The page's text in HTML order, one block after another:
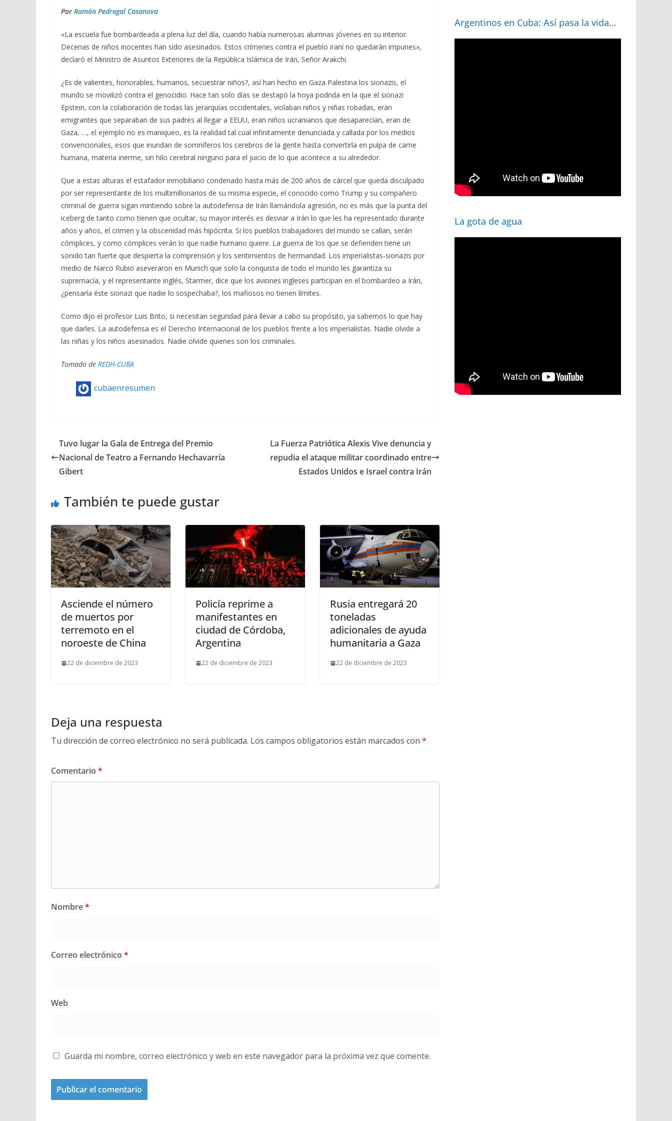
e
b
o
o
k
e
gr
a
m
at
s
A
p
p
l p
ar
ti
r
Por Ramón Pedregal Casanova
«La escuela fue bombardeada a plena luz del día, cuando había numerosas alumnas jóvenes en su interior.
Decenas de niños inocentes han sido asesinados. Estos crímenes contra el pueblo iraní no quedarán impunes»,
declaró el Ministro de Asuntos Exteriores de la República Islámica de Irán, Señor Arakchi.
¿Es de valientes, honorables, humanos, secuestrar niños?, así han hecho en Gaza Palestina los sionazis, el
mundo se movilizó contra el genocidio. Hace tan solo días se destapó la hoya podrida en la que el sionazi
Epstein, con la colaboración de todas las jerarquías occidentales, violaban niños y niñas robadas, eran
emigrantes que separaban de sus padres al llegar a EEUU, eran niños ucranianos que desaparecían, eran de
Gaza, …, el ejemplo no es maniqueo, es la realidad tal cual infinitamente denunciada y callada por los medios
convencionales, esos que inundan de somníferos los cerebros de la gente hasta convertirla en pulpa de carne
humana, materia inerme, sin hilo cerebral ninguno para el juicio de lo que acontece a su alrededor.
Que a estas alturas el estafador inmobiliario condenado hasta más de 200 años de cárcel que queda disculpado
por ser representante de los multimillonarios de su misma especie, el conocido como Trump y su compañero
criminal de guerra sigan mintiendo sobre la autodefensa de Irán llamándola agresión, no es más que la punta del
iceberg de tanto como tienen que ocultar, su mayor interés es desviar a Irán lo que les ha representado durante
años y años, el crimen y la obscenidad más hipócrita. Si los pueblos trabajadores del mundo se callan, serán
cómplices, y como cómplices verán lo que nadie humano quiere. La guerra de los que se defienden tiene un
sonido tan fuerte que despierta la comprensión y los sentimientos de hermandad. Los imperialistas-sionazis por
medio de Narco Rubio aseveraron en Munich que solo la conquista de todo el mundo les garantiza su
supremacía, y el representante inglés, Starmer, dice que los aviones ingleses participan en el bombardeo a Irán,
¿pensaría éste sionazi que nadie lo sospechaba?, los mafiosos no tienen límites.
Como dijo el profesor Luis Brito, si necesitan seguridad para llevar a cabo su propósito, ya sabemos lo que hay
que darles. La autodefensa es el Derecho Internacional de los pueblos frente a los imperialistas. Nadie olvide a
las niñas y los niños asesinados. Nadie olvide quienes son los criminales.
Tomado de REDH-CUBA
cubaenresumen
Tuvo lugar la Gala de Entrega del Premio
Nacional de Teatro a Fernando Hechavarría
Gibert
La Fuerza Patriótica Alexis Vive denuncia y
repudia el ataque militar coordinado entre
Estados Unidos e Israel contra Irán
También te puede gustar
Asciende el número
de muertos por
terremoto en el
noroeste de China
22 de diciembre de 2023
Policía reprime a
manifestantes en
ciudad de Córdoba,
Argentina
22 de diciembre de 2023
Rusia entregará 20
toneladas
adicionales de ayuda
humanitaria a Gaza
22 de diciembre de 2023
Deja una respuesta
Tu dirección de correo electrónico no será publicada. Los campos obligatorios están marcados con *
Comentario *
Nombre*
Correo electrónico *
Web
Guarda mi nombre, correo electrónico y web en este navegador para la próxima vez que comente.
Argentinos en Cuba: Así pasa la vida…
La gota de agua